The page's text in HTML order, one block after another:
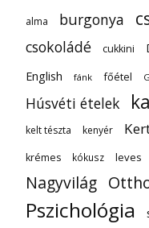
alma burgonya
csokoládé cukkini
English fánk főétel
Húsvéti ételek
kelt tészta kenyér
krémes
kókusz leves
Nagyvilág
Pszichológia